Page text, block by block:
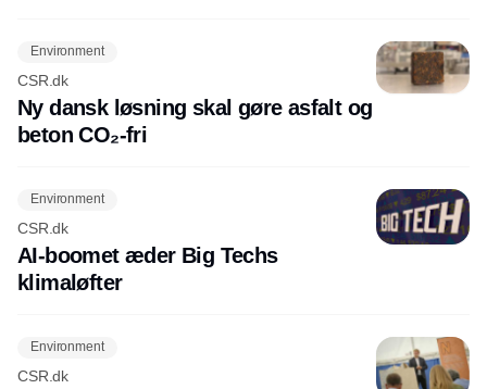
Environment
CSR.dk
Ny dansk løsning skal gøre asfalt og
beton CO₂-fri
Environment
CSR.dk
AI-boomet æder Big Techs
klimaløfter
Environment
CSR.dk